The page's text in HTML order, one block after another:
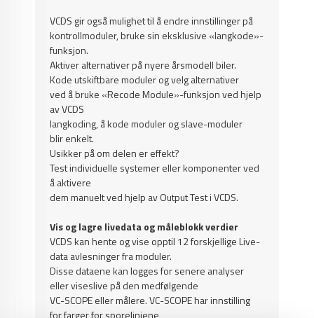
VCDS gir også mulighet til å endre innstillinger på
kontrollmoduler, bruke sin eksklusive «langkode»-
funksjon.
Aktiver alternativer på nyere årsmodell biler.
Kode utskiftbare moduler og velg alternativer
ved å bruke «Recode Module»-funksjon ved hjelp
av VCDS
langkoding, å kode moduler og slave-moduler
blir enkelt.
Usikker på om delen er effekt?
Test individuelle systemer eller komponenter ved
å aktivere
dem manuelt ved hjelp av Output Test i VCDS.
Vis og lagre livedata og måleblokk verdier
VCDS kan hente og vise opptil 12 forskjellige Live-
data avlesninger fra moduler.
Disse dataene kan logges for senere analyser
eller viseslive på den medfølgende
VC-SCOPE eller målere.VC-SCOPE har innstilling
for farger for sporelinjene,